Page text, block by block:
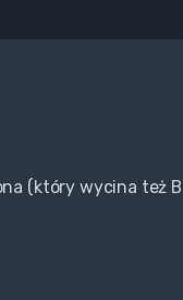
(który wycina też